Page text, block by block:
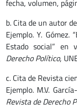
fecha, volumen,
b. Cita de un autor
Ejemplo. Y.
Estado social” en
Derecho Político,
c. Cita de Revista
Ejemplo. M.V.
Revista de Derecho